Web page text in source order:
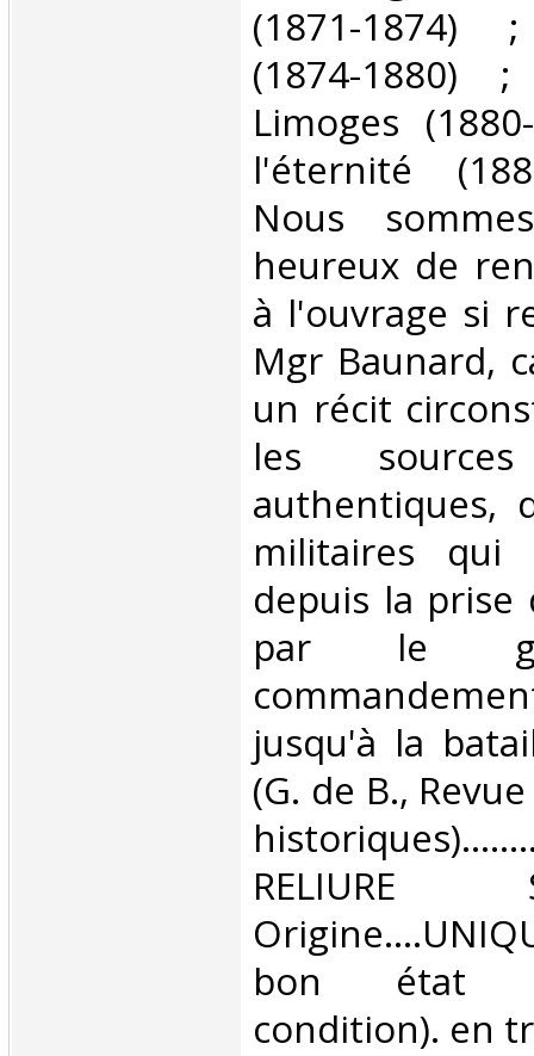
(1871-1874)
(1874-1880) ;
Limoges
l'éternité
Nous
heureux de
à l'ouvrage si
Mgr Baunard,
un récit
les
authentiques,
militaires qui
depuis la prise
par le
jusqu'à la
(G. de B.,
RELIURE
bon état
condition). en